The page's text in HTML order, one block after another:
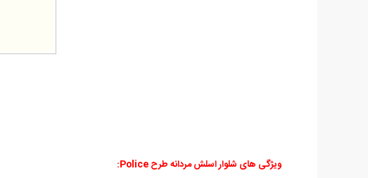
ویژگی های شلوار اسلش مردانه طرح Police: